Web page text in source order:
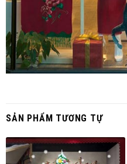
SẢN PHẨM TƯƠNG TỰ